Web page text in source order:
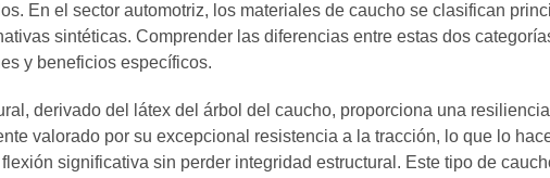
En el sector automotriz, los materiales de caucho se clasifican
sintéticas. Comprender las diferencias entre estas dos
y beneficios específicos.
derivado del látex del árbol del caucho, proporciona una
valorado por su excepcional resistencia a la tracción, lo que lo
significativa sin perder integridad estructural. Este tipo de